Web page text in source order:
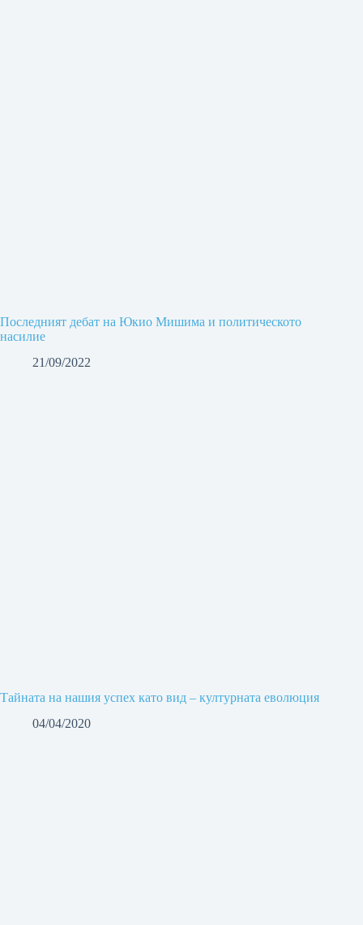
Последният дебат на Юкио Мишима и политическото
насилие
21/09/2022
Тайната на нашия успех като вид – културната еволюция
04/04/2020